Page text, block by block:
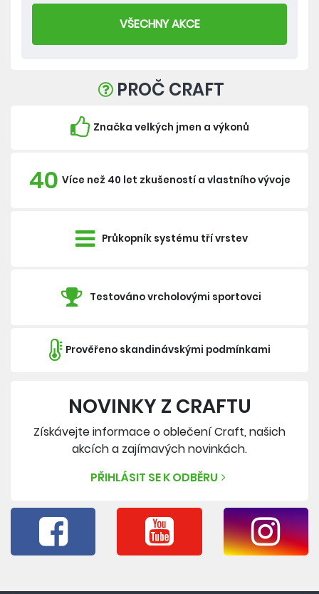
VŠECHNY AKCE
PROČ CRAFT
Značka velkých jmen a výkonů
40 Více než 40 let zkušeností a vlastního vývoje
Průkopník systému tří vrstev
Testováno vrcholovými sportovci
Prověřeno skandinávskými podmínkami
NOVINKY Z CRAFTU
Získávejte informace o oblečení Craft, našich
akcích a zajímavých novinkách.
PŘIHLÁSIT SE K ODBĚRU